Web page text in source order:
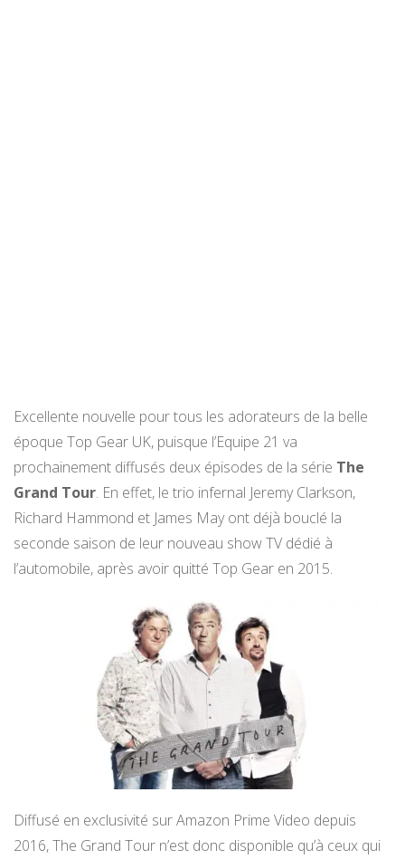
Excellente nouvelle pour tous les adorateurs de la belle
époque Top Gear UK, puisque l’Equipe 21 va
prochainement diffusés deux épisodes de la série The
Grand Tour. En effet, le trio infernal Jeremy Clarkson,
Richard Hammond et James May ont déjà bouclé la
seconde saison de leur nouveau show TV dédié à
l’automobile, après avoir quitté Top Gear en 2015.
Diffusé en exclusivité sur Amazon Prime Video depuis
2016, The Grand Tour n’est donc disponible qu’à ceux qui